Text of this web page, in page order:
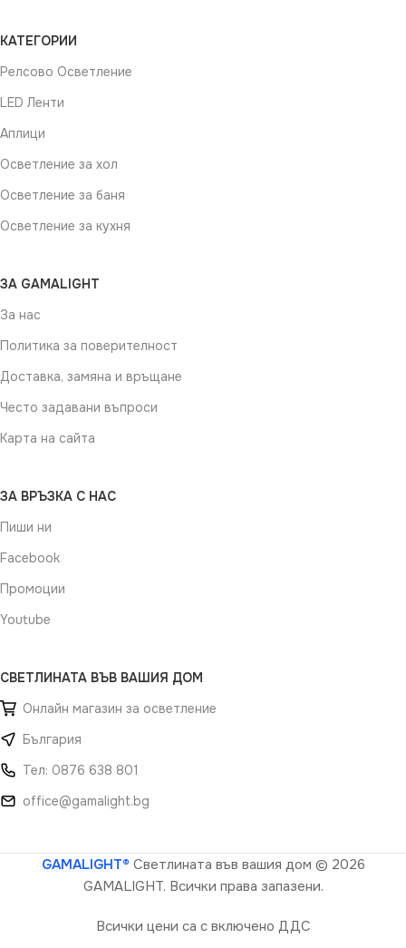
КАТЕГОРИИ
Релсово Осветление
LED Ленти
Аплици
Осветление за хол
Осветление за баня
Осветление за кухня
ЗА GAMALIGHT
За нас
Политика за поверителност
Доставка, замяна и връщане
Често задавани въпроси
Карта на сайта
ЗА ВРЪЗКА С НАС
Пиши ни
Facebook
Промоции
Youtube
СВЕТЛИНАТА ВЪВ ВАШИЯ ДОМ
Онлайн магазин за осветление
България
Тел: 0876 638 801
office@gamalight.bg
GAMALIGHT® Светлината във вашия дом © 2026
GAMALIGHT. Всички права запазени.
Всички цени са с включено ДДС